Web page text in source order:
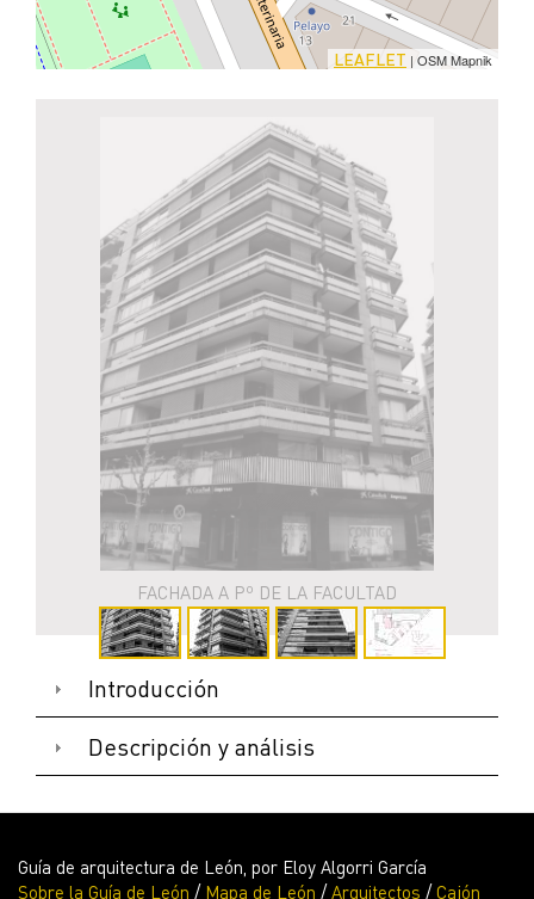
LEAFLET | OSM Mapnik
FACHADA A Pº DE LA FACULTAD
Introducción
Descripción y análisis
Guía de arquitectura de León, por Eloy Algorri García
Sobre la Guía de León / Mapa de León /Arquitectos /Cajón